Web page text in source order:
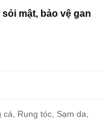
mật, bảo vệ gan
Rụng tóc, Sạm da,